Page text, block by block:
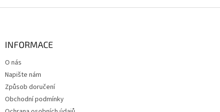
INFORMACE
O nás
Napište nám
Způsob doručení
Obchodní podmínky